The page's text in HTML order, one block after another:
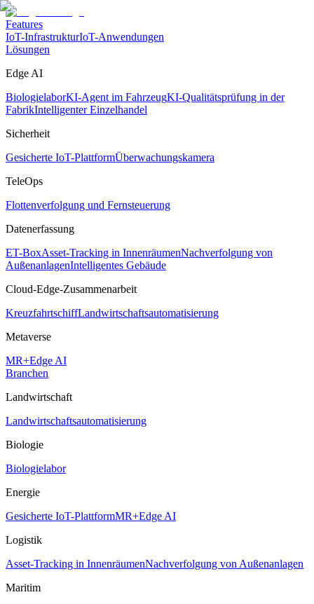
Features
IoT-InfrastrukturIoT-Anwendungen
Lösungen
Edge AI
BiologielaborKI-Agent im FahrzeugKI-Qualitätsprüfung in der
FabrikIntelligenter Einzelhandel
Sicherheit
Gesicherte IoT-PlattformÜberwachungskamera
TeleOps
Flottenverfolgung und Fernsteuerung
Datenerfassung
ET-BoxAsset-Tracking in InnenräumenNachverfolgung von
AußenanlagenIntelligentes Gebäude
Cloud-Edge-Zusammenarbeit
KreuzfahrtschiffLandwirtschaftsautomatisierung
Metaverse
MR+Edge AI
Branchen
Landwirtschaft
Landwirtschaftsautomatisierung
Biologie
Biologielabor
Energie
Gesicherte IoT-PlattformMR+Edge AI
Logistik
Asset-Tracking in InnenräumenNachverfolgung von Außenanlagen
Maritim